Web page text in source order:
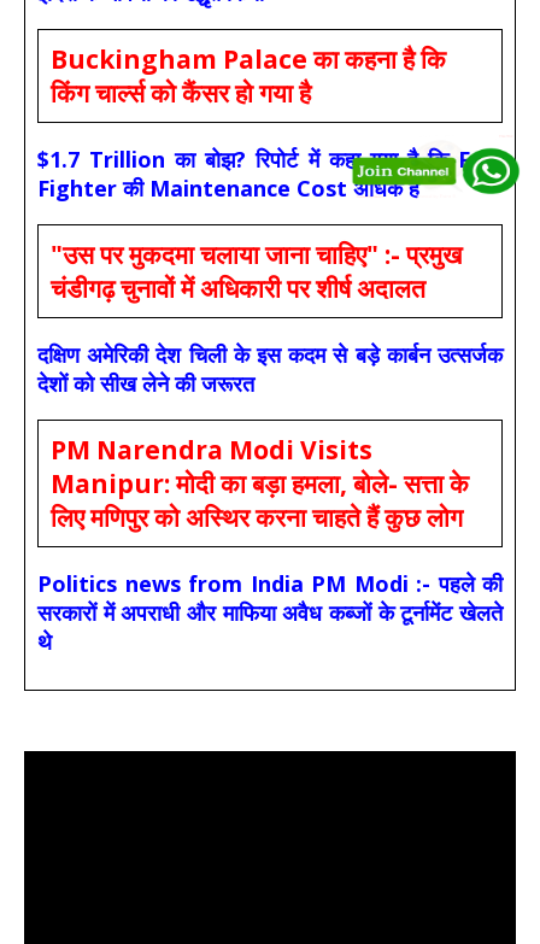
Buckingham Palace का कहना है कि
किंग चार्ल्स को कैंसर हो गया है
$1.7 Trillion का बोझ? रिपोर्ट में कहा गया है कि F-35
Fighter की Maintenance Cost अधिक है
"उस पर मुकदमा चलाया जाना चाहिए" :- प्रमुख
चंडीगढ़ चुनावों में अधिकारी पर शीर्ष अदालत
दक्षिण अमेरिकी देश चिली के इस कदम से बड़े कार्बन उत्सर्जक
देशों को सीख लेने की जरूरत
PM Narendra Modi Visits
Manipur: मोदी का बड़ा हमला, बोले- सत्ता के
लिए मणिपुर को अस्थिर करना चाहते हैं कुछ लोग
Politics news from India PM Modi :- पहले की
सरकारों में अपराधी और माफिया अवैध कब्जों के टूर्नामेंट खेलते
थे